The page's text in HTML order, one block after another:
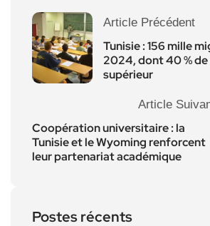
Article Précédent
Tunisie : 156 mille
2024, dont 40 %
supérieur
Article
Coopération universitaire : la
Tunisie et le Wyoming renforcent
leur partenariat académique
Postes récents